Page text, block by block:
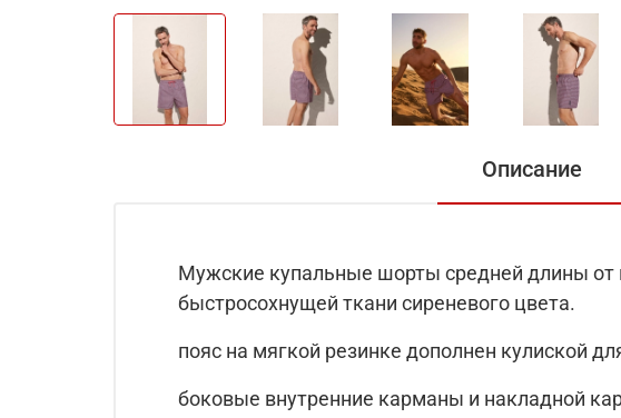
Описание
Мужские купальные шорты средней длины от
быстросохнущей ткани сиреневого цвета.
пояс на мягкой резинке дополнен кулиской
боковые внутренние карманы и накладной